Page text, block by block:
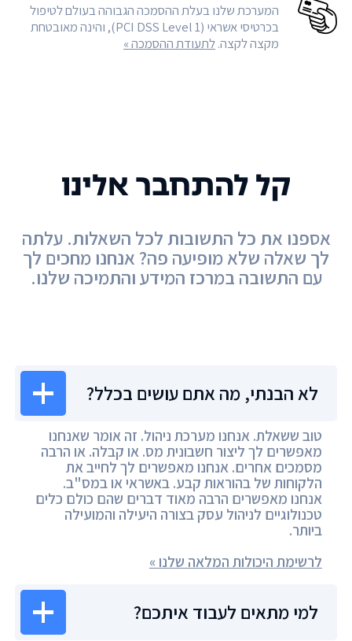
המערכת שלנו בעלת ההסמכה הגבוהה בעולם לטיפול
בכרטיסי אשראי (PCI DSS Level 1), והינה מאובטחת
מקצה לקצה.לתעודת ההסמכה »
לא הבנתי, מה אתם עושים בכלל?
טוב ששאלת. אנחנו מערכת ניהול. זה אומר שאנחנו
מאפשרים לך ליצור חשבונית מס. או קבלה. או הרבה
מסמכים אחרים. אנחנו מאפשרים לך לחייב את
הלקוחות של בהוראות קבע. באשראי או במס"ב.
אנחנו מאפשרים הרבה מאוד דברים שהם כולם כלים
טכנולוגיים לניהול עסק בצורה היעילה והמועילה
ביותר.
לרשימת היכולות המלאה שלנו »
למי מתאים לעבוד איתכם?
קל להתחבר אלינו
אספנו את כל התשובות לכל השאלות. עלתה
לך שאלה שלא מופיעה פה? אנחנו מחכים לך
עם התשובה במרכז המידע והתמיכה שלנו.